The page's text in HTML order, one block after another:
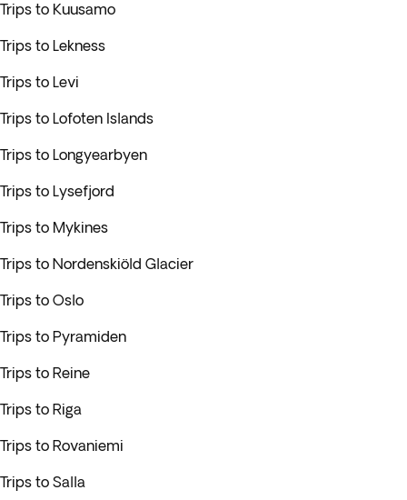
Trips to Kuusamo
Trips to Lekness
Trips to Levi
Trips to Lofoten Islands
Trips to Longyearbyen
Trips to Lysefjord
Trips to Mykines
Trips to Nordenskiöld Glacier
Trips to Oslo
Trips to Pyramiden
Trips to Reine
Trips to Riga
Trips to Rovaniemi
Trips to Salla